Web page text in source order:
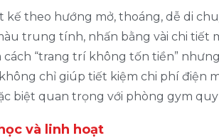
kế theo hướng mở, thoáng, dễ di
trung tính, nhấn bằng vài chi tiết
“trang trí không tốn tiền”
chỉ giúp tiết kiệm chi phí điện
biệt quan trọng với phòng gym
và linh hoạt